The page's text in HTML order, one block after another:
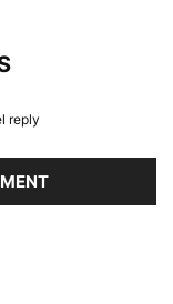
reply